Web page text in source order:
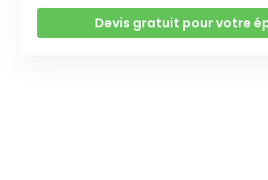
Devis gratuit pour votre